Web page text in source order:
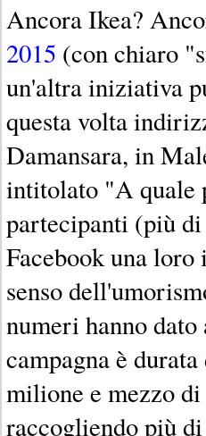
Ancora Ikea?
2015 (con chiaro
un'altra iniziativa
questa volta
Damansara, in
intitolato "A quale
partecipanti (più di
Facebook una
senso
numeri hanno
campagna è
milione e mezzo
raccogliendo più